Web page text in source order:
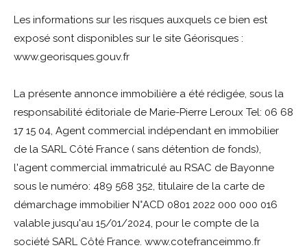
Les informations sur les risques auxquels ce bien est
exposé sont disponibles sur le site Géorisques :
www.georisques.gouv.fr
La présente annonce immobilière a été rédigée, sous la
responsabilité éditoriale de Marie-Pierre Leroux Tel: 06 68
17 15 04, Agent commercial indépendant en immobilier
de la SARL Côté France ( sans détention de fonds),
l'agent commercial immatriculé au RSAC de Bayonne
sous le numéro: 489 568 352, titulaire de la carte de
démarchage immobilier N°ACD 0801 2022 000 000 016
valable jusqu'au 15/01/2024, pour le compte de la
société SARL Côté France. www.cotefranceimmo.fr